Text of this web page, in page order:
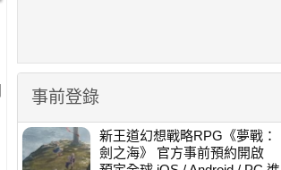
事前登錄
新王道幻想戰略RPG《夢戰：
劍之海》 官方事前預約開啟